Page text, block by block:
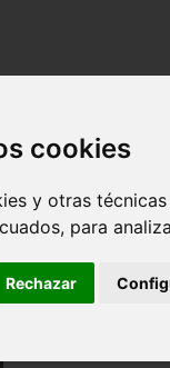
cookies
y otras
para
Rechazar
Chica de la
ᐉ Final